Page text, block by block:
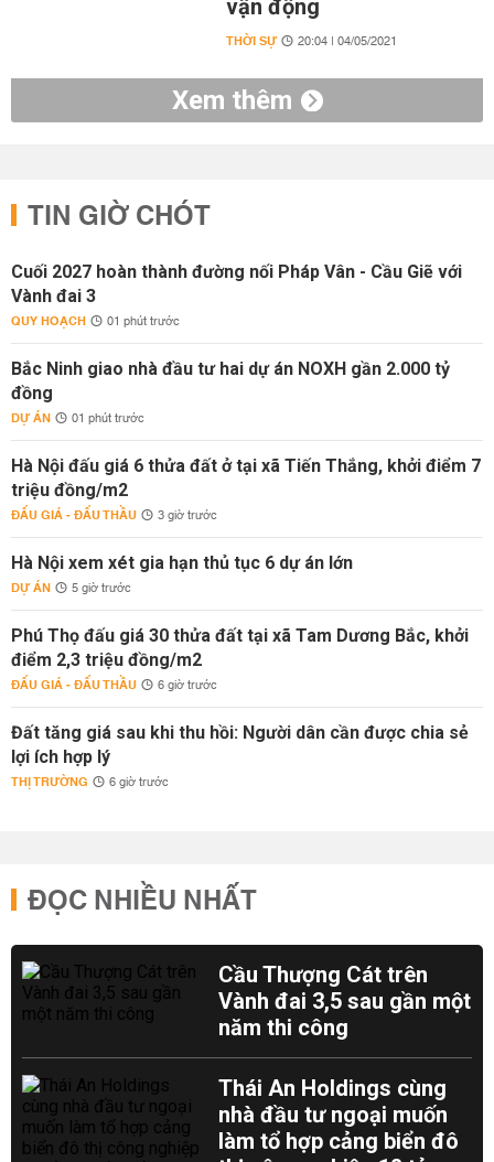
vận động
THỜI SỰ 20:04 | 04/05/2021
Xem thêm
TIN GIỜ CHÓT
Cuối 2027 hoàn thành đường nối Pháp Vân - Cầu Giẽ với
Vành đai 3
QUY HOẠCH 01 phút trước
Bắc Ninh giao nhà đầu tư hai dự án NOXH gần 2.000 tỷ
đồng
DỰ ÁN 01 phút trước
Hà Nội đấu giá 6 thửa đất ở tại xã Tiến Thắng, khởi điểm 7
triệu đồng/m2
ĐẤU GIÁ - ĐẤU THẦU 3 giờ trước
Hà Nội xem xét gia hạn thủ tục 6 dự án lớn
DỰ ÁN 5 giờ trước
Phú Thọ đấu giá 30 thửa đất tại xã Tam Dương Bắc, khởi
điểm 2,3 triệu đồng/m2
ĐẤU GIÁ - ĐẤU THẦU 6 giờ trước
Đất tăng giá sau khi thu hồi: Người dân cần được chia sẻ
lợi ích hợp lý
THỊ TRƯỜNG 6 giờ trước
ĐỌC NHIỀU NHẤT
Cầu Thượng Cát trên
Vành đai 3,5 sau gần một
năm thi công
Thái An Holdings cùng
nhà đầu tư ngoại muốn
làm tổ hợp cảng biển đô